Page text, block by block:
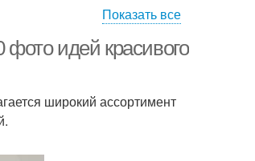
Показать все
идей красивого
широкий ассортимент